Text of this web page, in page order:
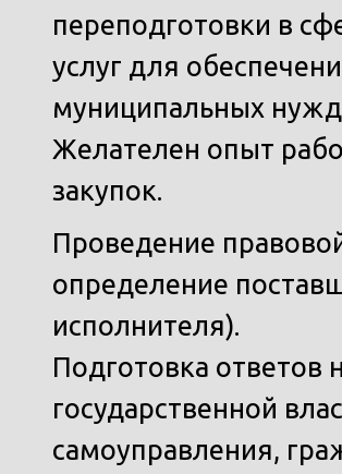
переподготовки в
услуг для
муниципальных
Желателен опыт
закупок.
Проведение
определение
исполнителя).
Подготовка ответов
государственной
самоуправления,